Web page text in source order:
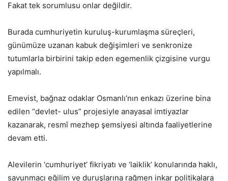
Fakat tek sorumlusu onlar değildir.
Burada cumhuriyetin kuruluş-kurumlaşma süreçleri,
günümüze uzanan kabuk değişimleri ve senkronize
tutumlarla birbirini takip eden egemenlik çizgisine vurgu
yapılmalı.
Emevist, bağnaz odaklar Osmanlı’nın enkazı üzerine bina
edilen “devlet- ulus” projesiyle anayasal imtiyazlar
kazanarak, resmî mezhep şemsiyesi altında faaliyetlerine
devam etti.
Alevilerin ‘cumhuriyet’ fikriyatı ve ‘laiklik’ konularında haklı,
savunmacı eğilim ve duruşlarına rağmen inkar politikalara